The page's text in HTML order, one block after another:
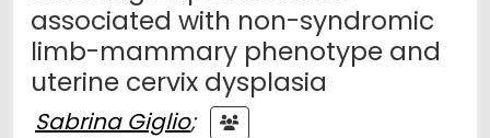
associated with non-syndromic
limb-mammary phenotype and
uterine cervix dysplasia
Sabrina Giglio;